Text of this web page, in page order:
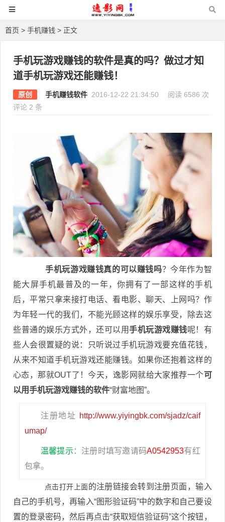
首页 > 手机赚钱 > 正文
手机玩游戏赚钱的软件是真的吗？做过才知
道手机玩游戏还能赚钱！
原创 手机赚钱软件 2016-12-22 21:34:50
阅读 6586 次
评论 2 条
手机玩游戏赚钱真的可以赚钱吗？今年作为智
能大屏手机最普及的一年，你拥有了一部这样的手机
后，平常只拿来接打电话、看电影、聊天、上网吗？作
为年轻一代的我们，不能光顾这样的娱乐享受，除去这
些普通的娱乐方式外，还可以用手机玩游戏赚钱呢！有
些人会很置疑的说：只听说过手机玩游戏要充值花钱，
从来不知道手机玩游戏还能赚钱。如果你还抱着这样的
心态，那就OUT了！今天，逸影网就给大家推荐一个可
以用手机玩游戏赚钱的软件“财富地图”。
注册地址
http://www.yiyingbk.com/sjadz/caif
umap/
温馨提示 ：注册时填写邀请码A0542953有红
包拿。
点击打开上面的注册链接会转到注册页面，输入
自己的手机号，再输入“图形验证码”中的数字和自己要设
置的登录密码，然后再点击“获取短信验证码”这个按钮，